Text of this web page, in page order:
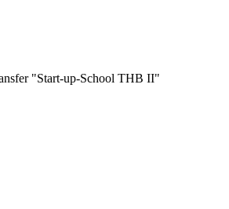
"Start-up-School THB II"